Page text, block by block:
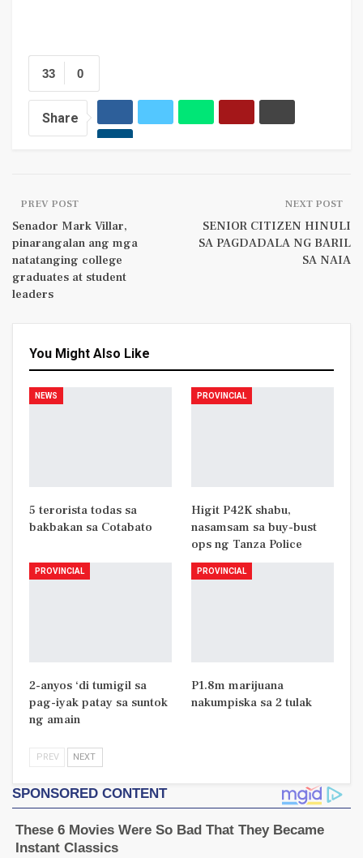
0
33
Share
PREV POST
Senador Mark Villar,
pinarangalan ang mga
natatanging college
graduates at student
leaders
NEXT POST
SENIOR CITIZEN HINULI
SA PAGDADALA NG BARIL
SA NAIA
You Might Also Like
NEWS
5 terorista todas sa
bakbakan sa Cotabato
PROVINCIAL
Higit P42K shabu,
nasamsam sa buy-bust
ops ng Tanza Police
PROVINCIAL
2-anyos ‘di tumigil sa
pag-iyak patay sa suntok
ng amain
PROVINCIAL
P1.8m marijuana
nakumpiska sa 2 tulak
PREV NEXT